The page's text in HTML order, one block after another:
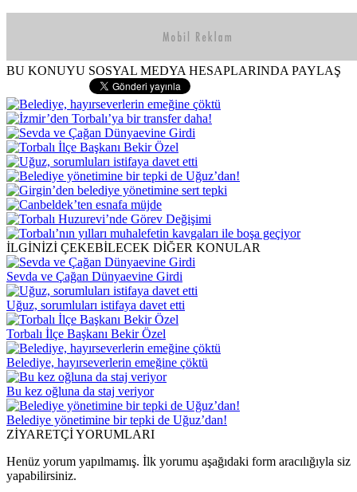
BU KONUYU SOSYAL MEDYA HESAPLARINDA PAYLAŞ
İLGİNİZİ ÇEKEBİLECEK DİĞER KONULAR
Sevda ve Çağan Dünyaevine Girdi
Uğuz, sorumluları istifaya davet etti
Torbalı İlçe Başkanı Bekir Özel
Belediye, hayırseverlerin emeğine çöktü
Bu kez oğluna da staj veriyor
Belediye yönetimine bir tepki de Uğuz’dan!
ZİYARETÇİ YORUMLARI
Henüz yorum yapılmamış. İlk yorumu aşağıdaki form aracılığıyla siz
yapabilirsiniz.